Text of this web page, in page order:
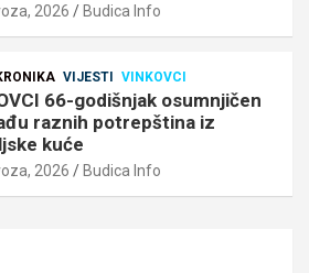
2026 Budica Info
VIJESTI VINKOVCI
66-godišnjak osumnjičen
raznih potrepština iz
kuće
2026 Budica Info